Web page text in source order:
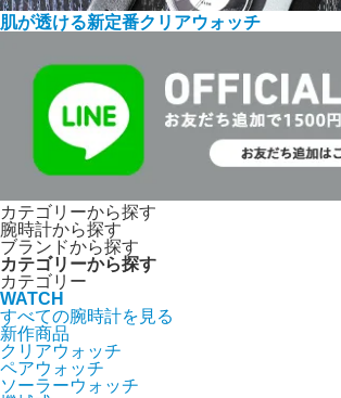
肌が透ける新定番クリアウォッチ
カテゴリーから探す
腕時計から探す
ブランドから探す
カテゴリーから探す
カテゴリー
WATCH
すべての腕時計を見る
新作商品
クリアウォッチ
ペアウォッチ
ソーラーウォッチ